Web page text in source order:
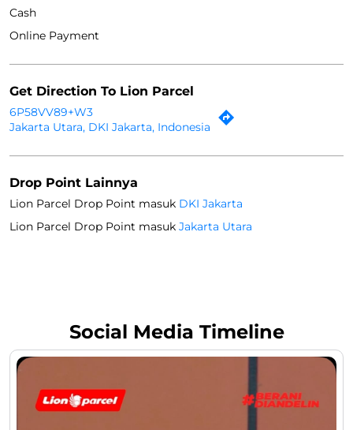
Cash
Online Payment
Get Direction To Lion Parcel
6P58VV89+W3
Jakarta Utara, DKI Jakarta, Indonesia
Drop Point Lainnya
Lion Parcel Drop Point masuk DKI Jakarta
Lion Parcel Drop Point masuk Jakarta Utara
Social Media Timeline